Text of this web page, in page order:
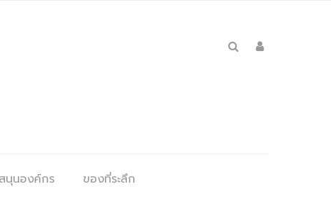
นุนองค์กร ของที่ระลึก